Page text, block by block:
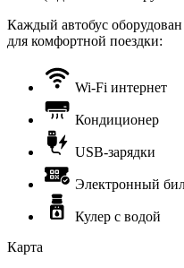
Каждый автобус
для комфортной поездки:
Wi-Fi интернет
Кондиционер
USB-зарядки
Электронный
Кулер с водой
Карта